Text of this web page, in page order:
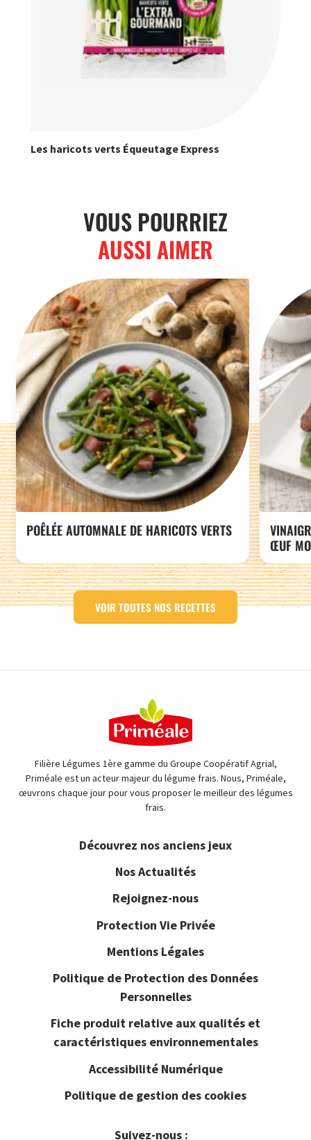
Les haricots verts Équeutage Express
VOUS POURRIEZ
AUSSI AIMER
POÊLÉE AUTOMNALE DE HARICOTS VERTS
ŒUF
VOIR TOUTES NOS RECETTES
Filière Légumes 1ère gamme du Groupe Coopératif Agrial,
Priméale est un acteur majeur du légume frais. Nous, Priméale,
œuvrons chaque jour pour vous proposer le meilleur des légumes
frais.
Découvrez nos anciens jeux
Nos Actualités
Rejoignez-nous
Protection Vie Privée
Mentions Légales
Politique de Protection des Données
Personnelles
Fiche produit relative aux qualités et
caractéristiques environnementales
Accessibilité Numérique
Politique de gestion des cookies
Suivez-nous :